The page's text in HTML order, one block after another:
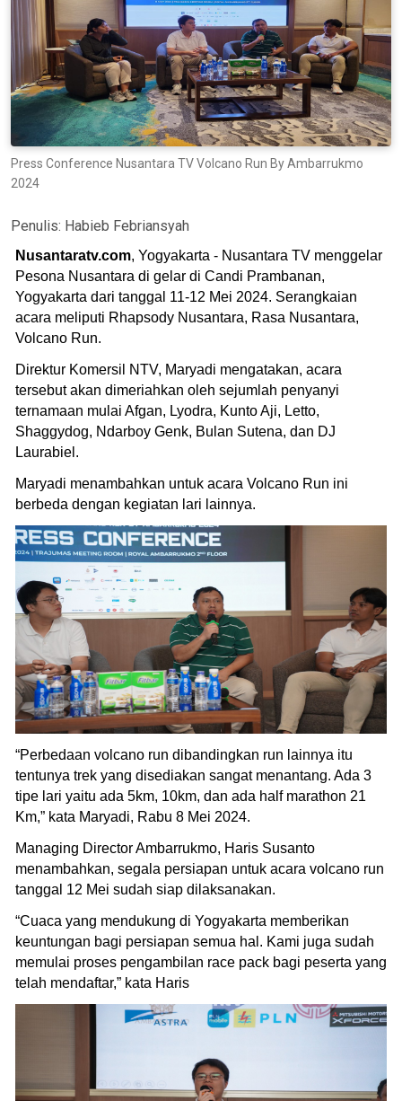
Press Conference Nusantara TV Volcano Run By Ambarrukmo
2024
Penulis: Habieb Febriansyah
Nusantaratv.com, Yogyakarta - Nusantara TV menggelar
Pesona Nusantara di gelar di Candi Prambanan,
Yogyakarta dari tanggal 11-12 Mei 2024. Serangkaian
acara meliputi Rhapsody Nusantara, Rasa Nusantara,
Volcano Run.
Direktur Komersil NTV, Maryadi mengatakan, acara
tersebut akan dimeriahkan oleh sejumlah penyanyi
ternamaan mulai Afgan, Lyodra, Kunto Aji, Letto,
Shaggydog, Ndarboy Genk, Bulan Sutena, dan DJ
Laurabiel.
Maryadi menambahkan untuk acara Volcano Run ini
berbeda dengan kegiatan lari lainnya.
“Perbedaan volcano run dibandingkan run lainnya itu
tentunya trek yang disediakan sangat menantang. Ada 3
tipe lari yaitu ada 5km, 10km, dan ada half marathon 21
Km,” kata Maryadi, Rabu 8 Mei 2024.
Managing Director Ambarrukmo, Haris Susanto
menambahkan, segala persiapan untuk acara volcano run
tanggal 12 Mei sudah siap dilaksanakan.
“Cuaca yang mendukung di Yogyakarta memberikan
keuntungan bagi persiapan semua hal. Kami juga sudah
memulai proses pengambilan race pack bagi peserta yang
telah mendaftar,” kata Haris